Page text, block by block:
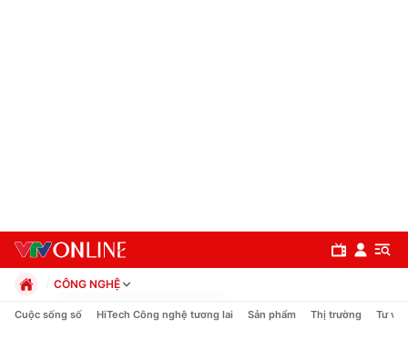
CÔNG NGHỆ
Chính trị
Cuộc sống số HiTech Công nghệ tương lai Sản phẩm Thị trường Tư vấn